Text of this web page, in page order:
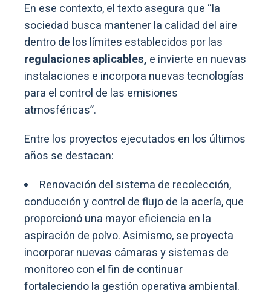
En ese contexto, el texto asegura que “la
sociedad busca mantener la calidad del aire
dentro de los límites establecidos por las
regulaciones aplicables, e invierte en nuevas
instalaciones e incorpora nuevas tecnologías
para el control de las emisiones
atmosféricas”.
Entre los proyectos ejecutados en los últimos
años se destacan:
Renovación del sistema de recolección,
conducción y control de flujo de la acería, que
proporcionó una mayor eficiencia en la
aspiración de polvo. Asimismo, se proyecta
incorporar nuevas cámaras y sistemas de
monitoreo con el fin de continuar
fortaleciendo la gestión operativa ambiental.